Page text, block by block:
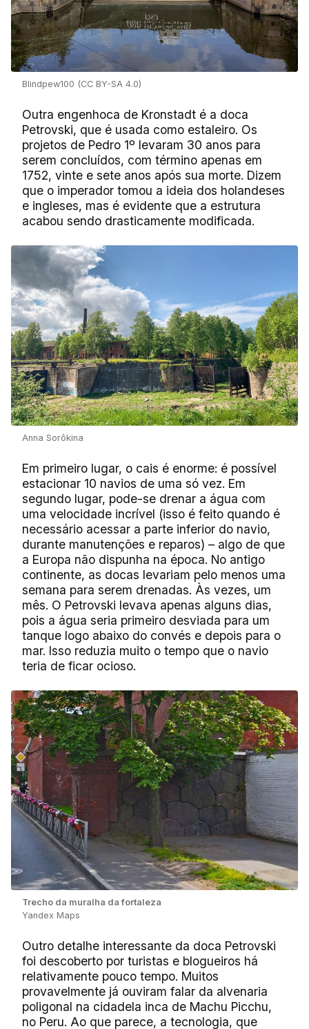
Blindpew100 (CC BY-SA 4.0)
Outra engenhoca de Kronstadt é a doca
Petrovski, que é usada como estaleiro. Os
projetos de Pedro 1º levaram 30 anos para
serem concluídos, com término apenas em
1752, vinte e sete anos após sua morte. Dizem
que o imperador tomou a ideia dos holandeses
e ingleses, mas é evidente que a estrutura
acabou sendo drasticamente modificada.
Anna Sorôkina
Em primeiro lugar, o cais é enorme: é possível
estacionar 10 navios de uma só vez. Em
segundo lugar, pode-se drenar a água com
uma velocidade incrível (isso é feito quando é
necessário acessar a parte inferior do navio,
durante manutenções e reparos) – algo de que
a Europa não dispunha na época. No antigo
continente, as docas levariam pelo menos uma
semana para serem drenadas. Às vezes, um
mês. O Petrovski levava apenas alguns dias,
pois a água seria primeiro desviada para um
tanque logo abaixo do convés e depois para o
mar. Isso reduzia muito o tempo que o navio
teria de ficar ocioso.
Trecho da muralha da fortaleza
Yandex Maps
Outro detalhe interessante da doca Petrovski
foi descoberto por turistas e blogueiros há
relativamente pouco tempo. Muitos
provavelmente já ouviram falar da alvenaria
poligonal na cidadela inca de Machu Picchu,
no Peru. Ao que parece, a tecnologia, que